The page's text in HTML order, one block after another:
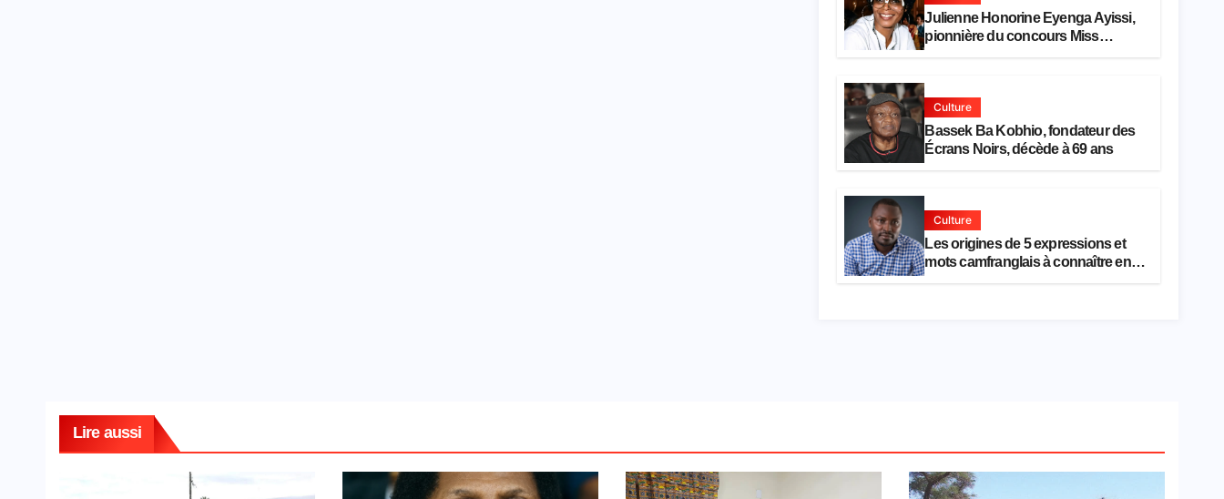
Julienne Honorine Eyenga Ayissi,
pionnière du concours Miss
Culture
Bassek Ba Kobhio, fondateur des
Écrans Noirs, décède à 69 ans
Culture
Les origines de 5 expressions et
mots camfranglais à connaître en
Lire aussi